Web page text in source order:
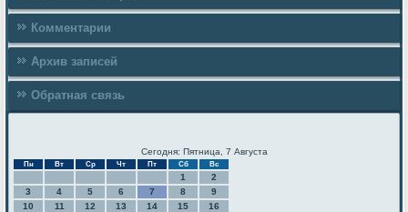
Комментарии
Архив записей
Обратная связь
Сегодня: Пятница, 7 Августа
Пн Вт Ср Чт Пт Сб Вс
1
2
3
4 5 6 7 8
9
10
11 12 13 14 15
16